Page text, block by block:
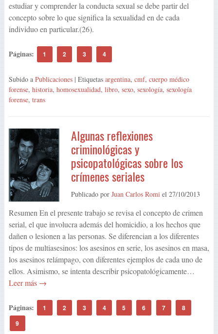
estudiar y comprender la conducta sexual se debe partir del
concepto sobre lo que significa la sexualidad en de cada
individuo en particular.(26).
Páginas: 1 2 3 4
Subido a Publicaciones | Etiquetas argentina, cmf, cuerpo médico
forense, historia, homosexualidad, libro, sexo, sexología, sexología
forense, trans
Algunas reflexiones
criminológicas y
psicopatológicas sobre los
crímenes seriales
Publicado por Juan Carlos Romi el 27/10/2013
Resumen En el presente trabajo se revisa el concepto de crimen
serial, el que involucra además del homicidio, a los hechos que
dañen o lesionen a las personas. Se diferencian a los diferentes
tipos de multiasesinos: los asesinos en serie, los asesinos en masa,
los asesinos relámpago, con diferentes ejemplos de cada uno de
ellos. Asimismo, se intenta describir psicopatológicamente…
Leer más →
Páginas: 1 2 3 4 5 6 7
8
9